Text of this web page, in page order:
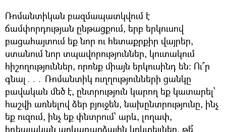
Ռոմանտիկան բազմապատկվում է
ճամփորդության ընթացքում, երբ երկուսով
բացահայտում եք նոր ու հետաքրքիր վայրեր,
ստանում նոր տպավորություններ, կուտակում
հիշողություններ, որոնք միայն երկուսինդ են։ Ու՞ր
գնալ․․․ Ռոմանտիկ ուղղությունների ցանկը
բավական մեծ է, ընտրություն կարող եք կատարել՝
հաշվի առնելով ձեր բյուջեն, նախընտրությունը, ինչ
եք ուզում, ինչ եք փնտրում՝ արև, լողափ,
իդեալական արևադարձային կոկտեյլներ, թե՞